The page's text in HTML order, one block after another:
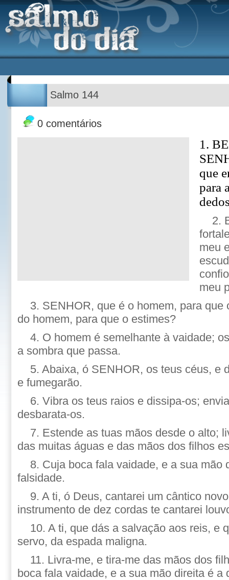
Salmo 144
0 comentários
1.
que
para
2.
meu
meu
3. SENHOR, que é o homem, para que
do homem, para que o estimes?
4. O homem é semelhante à vaidade;
a sombra que passa.
5. Abaixa, ó SENHOR, os teus céus, e
e fumegarão.
6. Vibra os teus raios e dissipa-os;
desbarata-os.
7. Estende as tuas mãos desde o alto;
das muitas águas e das mãos dos filhos
8. Cuja boca fala vaidade, e a sua mão
falsidade.
9. A ti, ó Deus, cantarei um cântico
instrumento de dez cordas te cantarei
10. A ti, que dás a salvação aos reis, e
servo, da espada maligna.
11. Livra-me, e tira-me das mãos dos
boca fala vaidade, e a sua mão direita é a